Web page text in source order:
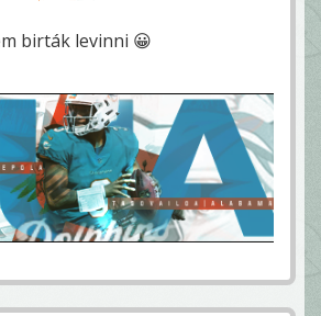
birták levinni 😀